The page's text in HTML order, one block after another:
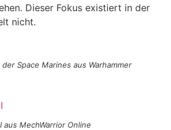
Dieser Fokus existiert in der
nicht.
Space Marines aus Warhammer
aus MechWarrior Online